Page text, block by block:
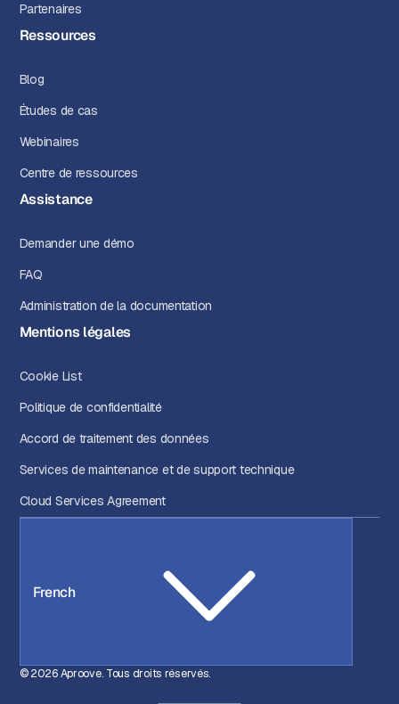
Partenaires
Ressources
Blog
Études de cas
Webinaires
Centre de ressources
Assistance
Demander une démo
FAQ
Administration de la documentation
Mentions légales
Cookie List
Politique de confidentialité
Accord de traitement des données
Services de maintenance et de support technique
Cloud Services Agreement
French
© 2026 Aproove. Tous droits réservés.